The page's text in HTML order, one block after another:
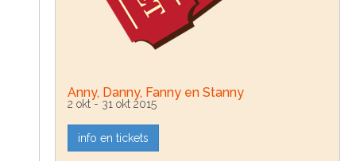
Anny, Danny, Fanny en Stanny
2 okt - 31 okt 2015
info en tickets